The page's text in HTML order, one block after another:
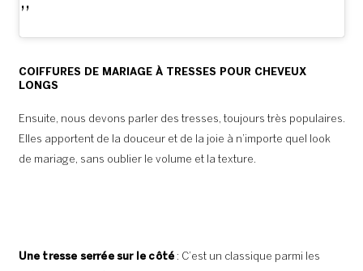
COIFFURES DE MARIAGE À TRESSES POUR CHEVEUX
LONGS
Ensuite, nous devons parler des tresses, toujours très populaires.
Elles apportent de la douceur et de la joie à n’importe quel look
de mariage, sans oublier le volume et la texture.
Une tresse serrée sur le côté : C’est un classique parmi les